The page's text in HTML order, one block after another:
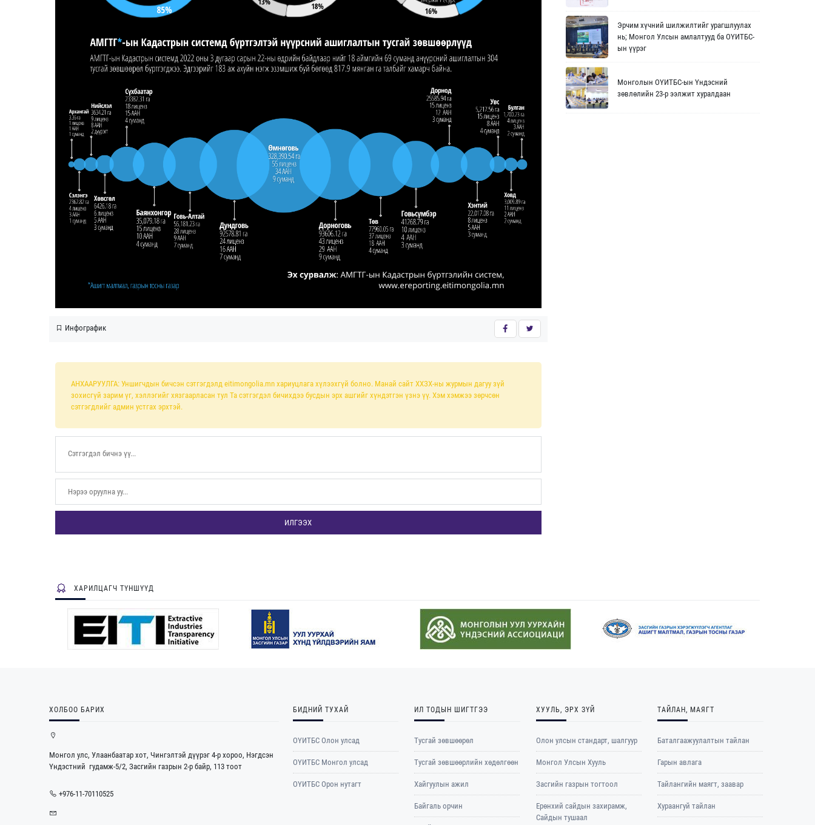
Инфографик
АНХААРУУЛГА: Уншигчдын бичсэн сэтгэгдэлд eitimongolia.mn хариуцлага хүлээхгүй болно. Манай сайт ХХЗХ-ны журмын дагуу зүй
зохисгүй зарим үг, хэллэгийг хязгаарласан тул Та сэтгэгдэл бичихдээ бусдын эрх ашгийг хүндэтгэн үзнэ үү. Хэм хэмжээ зөрчсөн
сэтгэгдлийг админ устгах эрхтэй.
ИЛГЭЭХ
Эрчим хүчний шилжилтийг урагшлуулах
нь; Монгол Улсын амлалтууд ба ОҮИТБС-
ын үүрэг
Монголын ОҮИТБС-ын Үндэсний
зөвлөлийн 23-р ээлжит хуралдаан
ХАРИЛЦАГЧ ТҮНШҮҮД
ХОЛБОО БАРИХ
Монгол улс, Улаанбаатар хот, Чингэлтэй дүүрэг 4-р хороо, Нэгдсэн
Үндэстний гудамж-5/2, Засгийн газрын 2-р байр, 113 тоот
+976-11-70110525
БИДНИЙ ТУХАЙ
ОҮИТБС Олон улсад
ОYИТБС Монгол улсад
ОYИТБС Орон нутагт
ИЛ ТОДЫН ШИГТГЭЭ
Тусгай зөвшөөрөл
Тусгай зөвшөөрлийн хөдөлгөөн
Хайгуулын ажил
Байгаль орчин
ХУУЛЬ, ЭРХ ЗҮЙ
Олон улсын стандарт, шалгуур
Монгол Улсын Хууль
Засгийн газрын тогтоол
Ерөнхий сайдын захирамж,
Сайдын тушаал
ТАЙЛАН, МАЯГТ
Баталгаажуулалтын тайлан
Гарын авлага
Тайлангийн маягт, заавар
Хураангуй тайлан